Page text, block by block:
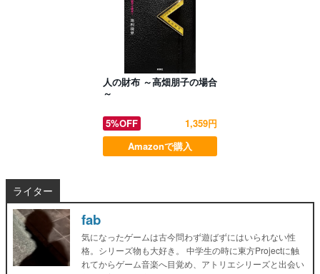
人の財布 ～高畑朋子の場合
～
5%OFF
1,359円
Amazonで購入
ライター
fab
気になったゲームは古今問わず遊ばずにはいられない性
格。シリーズ物も大好き。 中学生の時に東方Projectに触
れてからゲーム音楽へ目覚め、アトリエシリーズと出会い